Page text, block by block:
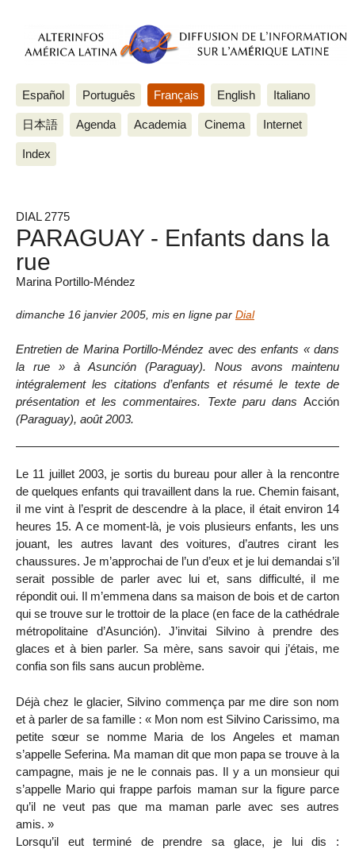
Español Português Français English Italiano
日本語 Agenda Academia Cinema Internet
Index
DIAL 2775
PARAGUAY - Enfants dans la
rue
Marina Portillo-Méndez
dimanche 16 janvier 2005 mis en ligne par Dial
Entretien de Marina Portillo-Méndez avec des enfants « dans
la rue » à Asunción (Paraguay). Nous avons maintenu
intégralement les citations d’enfants et résumé le texte de
présentation et les commentaires. Texte paru dans Acción
(Paraguay), août 2003.
Le 11 juillet 2003, je sortis du bureau pour aller à la rencontre
de quelques enfants qui travaillent dans la rue. Chemin faisant,
il me vint à l’esprit de descendre à la place, il était environ 14
heures 15. A ce moment-là, je vois plusieurs enfants, les uns
jouant, les autres lavant des voitures, d’autres cirant les
chaussures. Je m’approchai de l’un d’eux et je lui demandai s’il
serait possible de parler avec lui et, sans difficulté, il me
répondit oui. Il m’emmena dans sa maison de bois et de carton
qui se trouve sur le trottoir de la place (en face de la cathédrale
métropolitaine d’Asunción). J’invitai Silvino à prendre des
glaces et à bien parler. Sa mère, sans savoir qui j’étais, me
confia son fils sans aucun problème.
Déjà chez le glacier, Silvino commença par me dire son nom
et à parler de sa famille : « Mon nom est Silvino Carissimo, ma
petite sœur se nomme Maria de los Angeles et maman
s’appelle Seferina. Ma maman dit que mon papa se trouve à la
campagne, mais je ne le connais pas. Il y a un monsieur qui
s’appelle Mario qui frappe parfois maman sur la figure parce
qu’il ne veut pas que ma maman parle avec ses autres
amis. »
Lorsqu’il eut terminé de prendre sa glace, je lui dis :